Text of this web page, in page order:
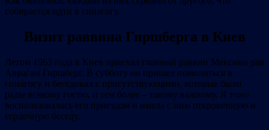
собирается идти в синагогу.
Визит раввина Гиршберга в Киев
Летом 1963 года в Киев приехал главный раввин Мексики рав
Авраѓам Гиршберг. В субботу он пришел помолиться в
синагогу и беседовал с присутствующими, которые были
рады всякому гостю, и тем более – такому важному. Я тоже
воспользовалась его приездом и имела с ним откровенную и
сердечную беседу.